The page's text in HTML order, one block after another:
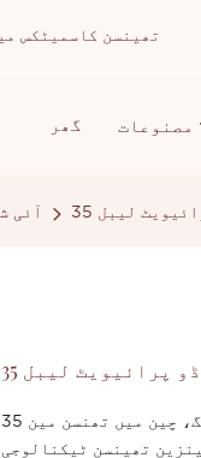
تھینسن کاسمیٹکس
گھر مصنوعات
آئی لیبل
پرائیویٹ لیبل
35 کلر ہول سیل میک اپ کوئی برانڈ پین ہائی پگمنٹ آئی شیڈو پرائیویٹ لیبل گآنگڈونگ، چین میں تھنسن مین
تھینسن ٹیکنالوجی